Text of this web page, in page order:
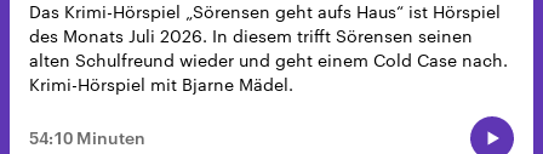
Das Krimi-Hörspiel „Sörensen geht aufs Haus“ ist Hörspiel
des Monats Juli 2026. In diesem trifft Sörensen seinen
alten Schulfreund wieder und geht einem Cold Case nach.
Krimi-Hörspiel mit Bjarne Mädel.
54:10 Minuten